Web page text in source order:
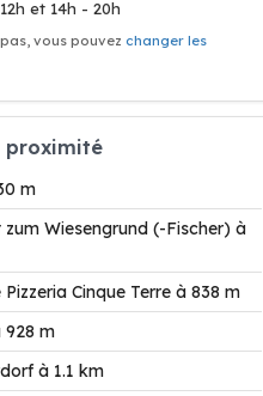
et 14h - 20h
vous pouvez changer les
proximité
m
Wiesengrund (-Fischer) à
Cinque Terre à 838 m
928 m
à 1.1 km